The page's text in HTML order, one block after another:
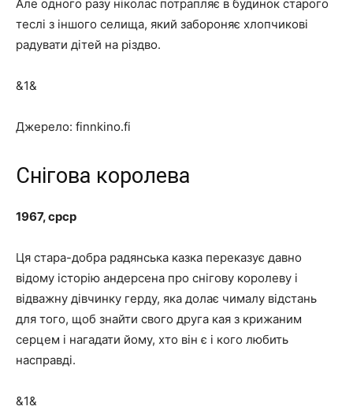
Але одного разу ніколас потрапляє в будинок старого
теслі з іншого селища, який забороняє хлопчикові
радувати дітей на різдво.
&1&
Джерело: finnkino.fi
Снігова королева
1967, срср
Ця стара-добра радянська казка переказує давно
відому історію андерсена про снігову королеву і
відважну дівчинку герду, яка долає чималу відстань
для того, щоб знайти свого друга кая з крижаним
серцем і нагадати йому, хто він є і кого любить
насправді.
&1&